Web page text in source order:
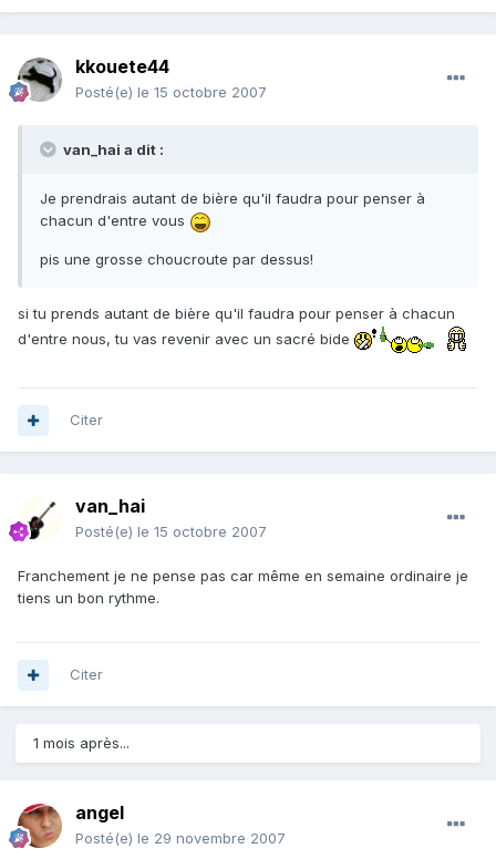
kkouete44
Posté(e) le 15 octobre 2007
van_hai a dit :
Je prendrais autant de bière qu'il faudra pour penser à
chacun d'entre vous
pis une grosse choucroute par dessus!
si tu prends autant de bière qu'il faudra pour penser à chacun
d'entre nous, tu vas revenir avec un sacré bide
Citer
van_hai
Posté(e) le 15 octobre 2007
Franchement je ne pense pas car même en semaine ordinaire je
tiens un bon rythme.
Citer
1 mois après...
angel
Posté(e) le 29 novembre 2007